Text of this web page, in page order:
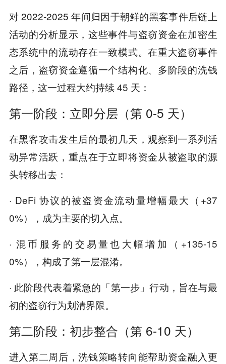
对 2022-2025 年间归因于朝鲜的黑客事件后链上
活动的分析显示，这些事件与盗窃资金在加密生
态系统中的流动存在一致模式。在重大盗窃事件
之后，盗窃资金遵循一个结构化、多阶段的洗钱
路径，这一过程大约持续 45 天：
第一阶段：立即分层（第 0-5 天）
在黑客攻击发生后的最初几天，观察到一系列活
动异常活跃，重点在于立即将资金从被盗取的源
头转移出去：
· DeFi 协议的被盗资金流动量增幅最大（+37
0%），成为主要的切入点。
· 混币服务的交易量也大幅增加（+135-15
0%），构成了第一层混淆。
· 此阶段代表着紧急的「第一步」行动，旨在与最
初的盗窃行为划清界限。
第二阶段：初步整合（第 6-10 天）
进入第二周后，洗钱策略转向能帮助资金融入更